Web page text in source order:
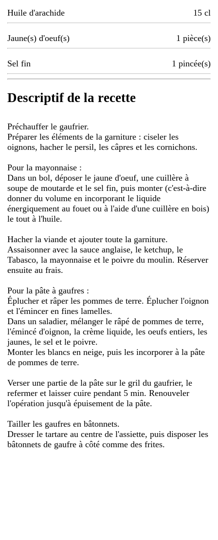
Huile d'arachide 15 cl
Jaune(s) d'oeuf(s) 1 pièce(s)
Sel fin 1 pincée(s)
Descriptif de la recette
Préchauffer le gaufrier.
Préparer les éléments de la garniture : ciseler les
oignons, hacher le persil, les câpres et les cornichons.
Pour la mayonnaise :
Dans un bol, déposer le jaune d'oeuf, une cuillère à
soupe de moutarde et le sel fin, puis monter (c'est-à-dire
donner du volume en incorporant le liquide
énergiquement au fouet ou à l'aide d'une cuillère en bois)
le tout à l'huile.
Hacher la viande et ajouter toute la garniture.
Assaisonner avec la sauce anglaise, le ketchup, le
Tabasco, la mayonnaise et le poivre du moulin. Réserver
ensuite au frais.
Pour la pâte à gaufres :
Éplucher et râper les pommes de terre. Éplucher l'oignon
et l'émincer en fines lamelles.
Dans un saladier, mélanger le râpé de pommes de terre,
l'émincé d'oignon, la crème liquide, les oeufs entiers, les
jaunes, le sel et le poivre.
Monter les blancs en neige, puis les incorporer à la pâte
de pommes de terre.
Verser une partie de la pâte sur le gril du gaufrier, le
refermer et laisser cuire pendant 5 min. Renouveler
l'opération jusqu'à épuisement de la pâte.
Tailler les gaufres en bâtonnets.
Dresser le tartare au centre de l'assiette, puis disposer les
bâtonnets de gaufre à côté comme des frites.